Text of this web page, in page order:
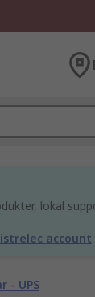
lokal
account
- UPS